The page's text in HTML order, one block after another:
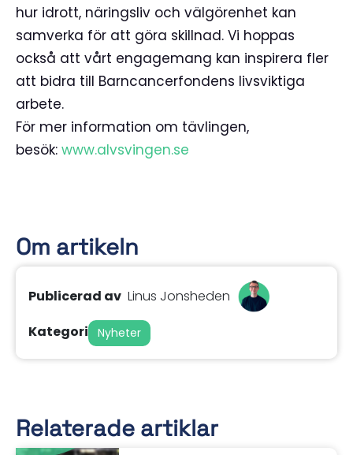
hur idrott, näringsliv och välgörenhet kan
samverka för att göra skillnad. Vi hoppas
också att vårt engagemang kan inspirera fler
att bidra till Barncancerfondens livsviktiga
arbete.
För mer information om tävlingen,
besök: www.alvsvingen.se
Om artikeln
Publicerad av Linus Jonsheden
Kategori
Nyheter
Relaterade artiklar